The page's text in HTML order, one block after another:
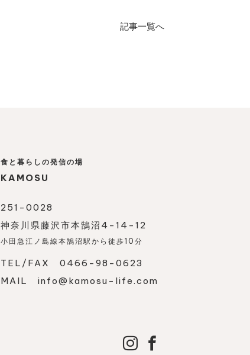
記事一覧へ
食と暮らしの発信の場
KAMOSU
251-0028
神奈川県藤沢市本鵠沼4-14-12
小田急江ノ島線本鵠沼駅から徒歩10分
TEL/FAX 0466-98-0623
MAIL info@kamosu-life.com